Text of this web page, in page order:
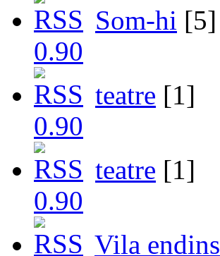
Som-hi [5]
teatre [1]
teatre [1]
Vila endins